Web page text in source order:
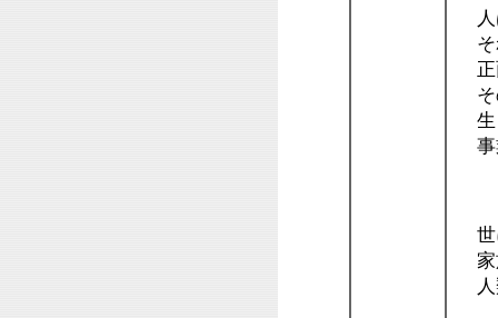
人
そ
正
そ
生
事
世
家
人